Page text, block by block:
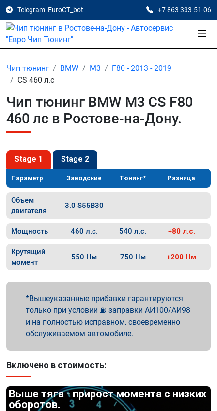
Telegram: EuroCT_bot +7 863 333-51-06
Чип тюнинг BMW M3
F80 - 2013 - 2019
CS 460 л.с
Чип тюнинг BMW M3 CS F80
460 лс в Ростове-на-Дону.
Stage 1 Stage 2
Параметр Заводские Тюнинг* Разница
Объем
двигателя
3.0 S55B30
Мощность 460 л.с. 540 л.с. +80 л.с.
Крутящий
момент
550 Нм 750 Нм +200 Нм
Вышеуказанные прибавки гарантируются
только при условии ⛽ заправки АИ100/АИ98
и на полностью исправном, своевременно
обслуживаемом автомобиле.
Включено в стоимость:
Выше тяга - прирост момента с низких
оборотов.